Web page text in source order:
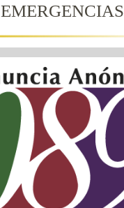
EMERGENCIAS